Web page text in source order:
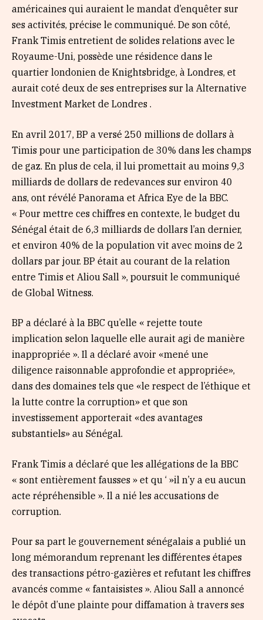
américaines qui auraient le mandat d’enquêter sur
ses activités, précise le communiqué. De son côté,
Frank Timis entretient de solides relations avec le
Royaume-Uni, possède une résidence dans le
quartier londonien de Knightsbridge, à Londres, et
aurait coté deux de ses entreprises sur la Alternative
Investment Market de Londres .
En avril 2017, BP a versé 250 millions de dollars à
Timis pour une participation de 30% dans les champs
de gaz. En plus de cela, il lui promettait au moins 9,3
milliards de dollars de redevances sur environ 40
ans, ont révélé Panorama et Africa Eye de la BBC.
« Pour mettre ces chiffres en contexte, le budget du
Sénégal était de 6,3 milliards de dollars l’an dernier,
et environ 40% de la population vit avec moins de 2
dollars par jour. BP était au courant de la relation
entre Timis et Aliou Sall », poursuit le communiqué
de Global Witness.
BP a déclaré à la BBC qu’elle « rejette toute
implication selon laquelle elle aurait agi de manière
inappropriée ». Il a déclaré avoir «mené une
diligence raisonnable approfondie et appropriée»,
dans des domaines tels que «le respect de l’éthique et
la lutte contre la corruption» et que son
investissement apporterait «des avantages
substantiels» au Sénégal.
Frank Timis a déclaré que les allégations de la BBC
« sont entièrement fausses » et qu ‘ »il n’y a eu aucun
acte répréhensible ». Il a nié les accusations de
corruption.
Pour sa part le gouvernement sénégalais a publié un
long mémorandum reprenant les différentes étapes
des transactions pétro-gazières et refutant les chiffres
avancés comme « fantaisistes ». Aliou Sall a annoncé
le dépôt d’une plainte pour diffamation à travers ses